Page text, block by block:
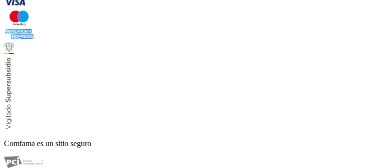
Comfama es un sitio seguro